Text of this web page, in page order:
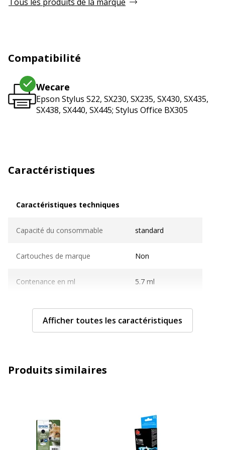
Compatibilité
Wecare
Epson Stylus S22, SX230, SX235, SX430, SX435,
SX438, SX440, SX445; Stylus Office BX305
Caractéristiques
Caractéristiques techniques
Capacité du consommable standard
Cartouches de marque Non
Contenance en ml 5.7 ml
Couleur du consommable Noir
Couverture du cycle d'utilisation ISO/IEC 24711
Type de consommable Cartouche d'encre
Afficher toutes les caractéristiques
Produits similaires